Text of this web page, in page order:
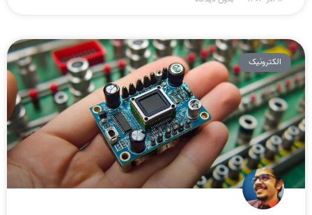
الکترونیک